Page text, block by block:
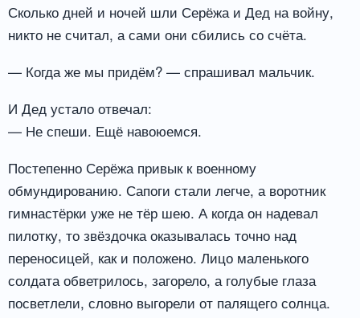
Сколько дней и ночей шли Серёжа и Дед на войну,
никто не считал, а сами они сбились со счёта.
— Когда же мы придём? — спрашивал мальчик.
И Дед устало отвечал:
— Не спеши. Ещё навоюемся.
Постепенно Серёжа привык к военному
обмундированию. Сапоги стали легче, а воротник
гимнастёрки уже не тёр шею. А когда он надевал
пилотку, то звёздочка оказывалась точно над
переносицей, как и положено. Лицо маленького
солдата обветрилось, загорело, а голубые глаза
посветлели, словно выгорели от палящего солнца.